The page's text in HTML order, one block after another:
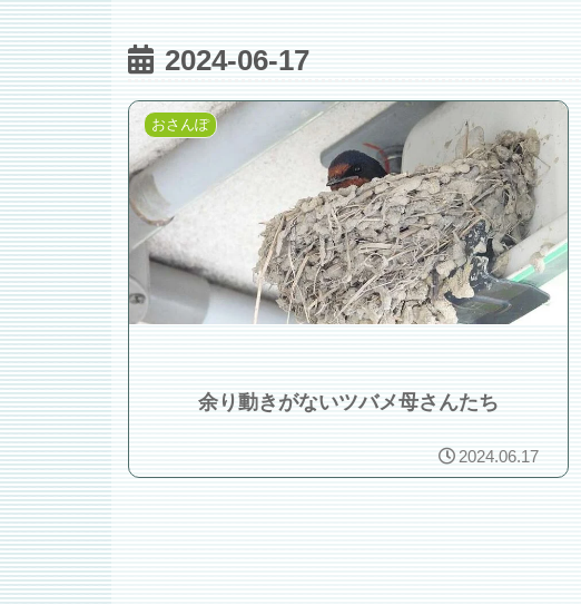
2024-06-17
おさんぽ
余り動きがないツバメ母さんたち
2024.06.17